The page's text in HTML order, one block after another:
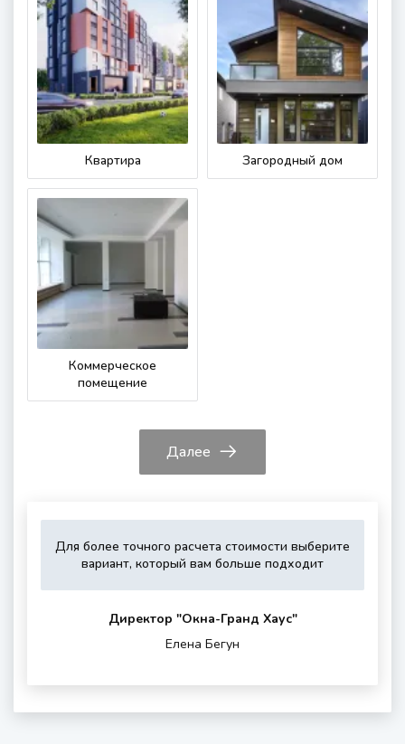
Квартира Загородный дом
Коммерческое
помещение
Далее
Для более точного расчета стоимости выберите
вариант, который вам больше подходитУкажите,
Выберите,
Это
шумности
окном
Укажите
Директор "Oкна-Гранд Хаус"
Елена Бегун